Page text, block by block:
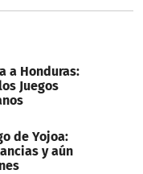
a Honduras:
Juegos
de Yojoa:
y aún